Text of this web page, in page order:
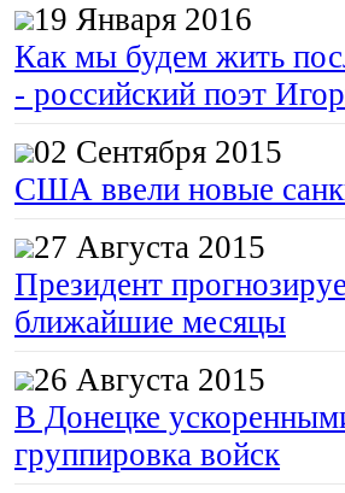
19 Января 2016
Как мы будем жить
- российский поэт
02 Сентября 2015
США ввели новые
27 Августа 2015
Президент
ближайшие месяцы
26 Августа 2015
В Донецке
группировка войск